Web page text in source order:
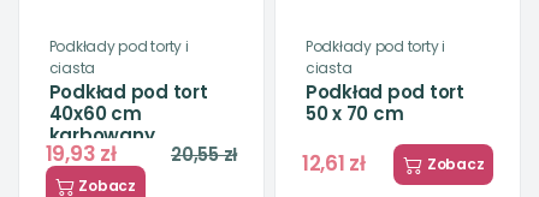
Podkłady pod torty i
ciasta
Podkład pod tort
40x60 cm
karbowany
19,93 zł 20,55 zł
Zobacz
Podkłady pod torty i
ciasta
Podkład pod tort
50 x 70 cm
12,61 zł Zobacz